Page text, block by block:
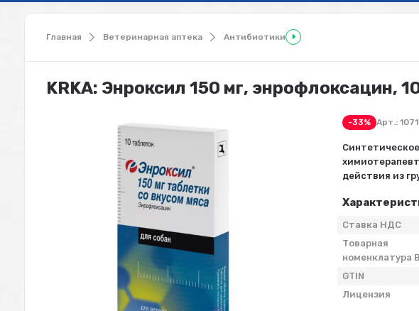
Главная Ветеринарная аптека Антибиотики
KRKA: Энроксил 150 мг, энрофлоксацин,
-33% Арт.:
действия из
Ставка НДС
Товарная
номенклатура
GTIN
Лицензия